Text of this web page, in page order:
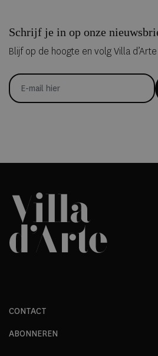
Schrijf je in op onze
Blijf op de hoogte en volg Villa d’Arte
CONTACT
ABONNEREN